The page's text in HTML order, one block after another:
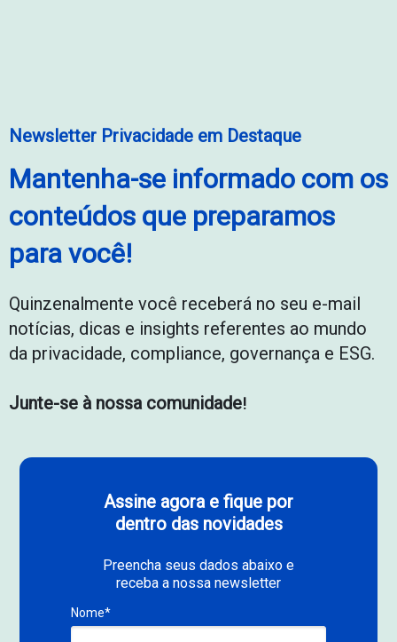
Newsletter Privacidade em Destaque
Mantenha-se informado com os
conteúdos que preparamos
para você!
Quinzenalmente você receberá no seu e-mail
notícias, dicas e insights referentes ao mundo
da privacidade, compliance, governança e ESG.
Junte-se à nossa comunidade!
Assine agora e fique por
dentro das novidades
Preencha seus dados abaixo e
receba a nossa newsletter
Nome*